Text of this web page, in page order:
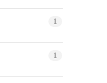
1
1